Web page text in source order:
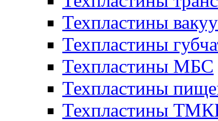
Техпластины
Техпластины
Техпластины МБС
Техпластины
Техпластины